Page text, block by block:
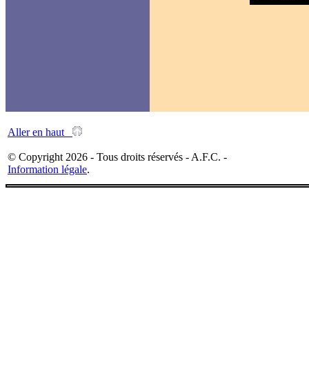
Aller en haut
© Copyright 2026 - Tous droits réservés - A.F.C. -
Information légale.